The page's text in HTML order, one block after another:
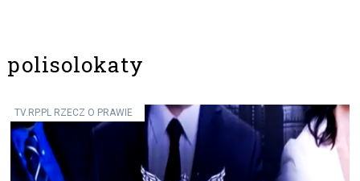
polisolokaty
TV.RP.PL RZECZ O PRAWIE